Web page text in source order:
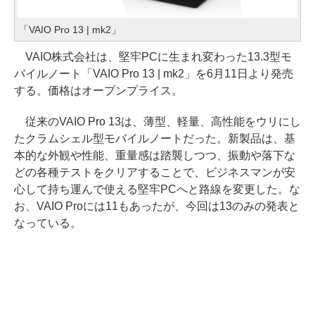
「VAIO Pro 13 | mk2」
VAIO株式会社は、堅牢PCに生まれ変わった13.3型モ
バイルノート「VAIO Pro 13 | mk2」を6月11日より発売
する。価格はオープンプライス。
従来のVAIO Pro 13は、薄型、軽量、高性能をウリにし
たクラムシェル型モバイルノートだった。新製品は、基
本的な外観や性能、重量感は踏襲しつつ、振動や落下な
どの各種テストをクリアすることで、ビジネスマンが安
心して持ち運んで使える堅牢PCへと路線を変更した。な
お、VAIO Proには11もあったが、今回は13のみの発表と
なっている。